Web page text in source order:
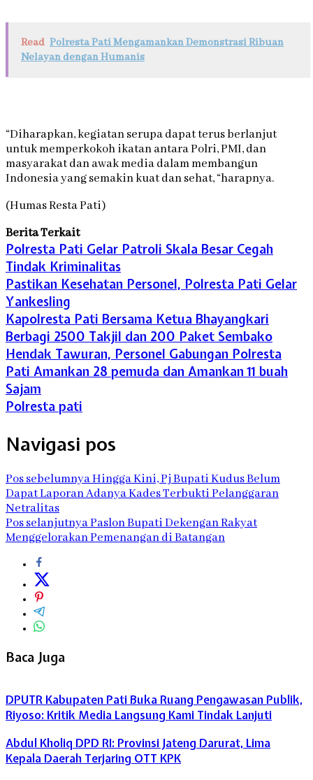
Read Polresta Pati Mengamankan Demonstrasi Ribuan
Nelayan dengan Humanis
“Diharapkan, kegiatan serupa dapat terus berlanjut
untuk memperkokoh ikatan antara Polri, PMI, dan
masyarakat dan awak media dalam membangun
Indonesia yang semakin kuat dan sehat, “harapnya.
(Humas Resta Pati)
Berita Terkait
Polresta Pati Gelar Patroli Skala Besar Cegah
Tindak Kriminalitas
Pastikan Kesehatan Personel, Polresta Pati Gelar
Yankesling
Kapolresta Pati Bersama Ketua Bhayangkari
Berbagi 2500 Takjil dan 200 Paket Sembako
Hendak Tawuran, Personel Gabungan Polresta
Pati Amankan 28 pemuda dan Amankan 11 buah
Sajam
Polresta pati
Navigasi pos
Pos sebelumnyaHingga Kini, Pj Bupati Kudus Belum
Dapat Laporan Adanya Kades Terbukti Pelanggaran
Netralitas
Pos selanjutnyaPaslon Bupati Dekengan Rakyat
Menggelorakan Pemenangan di Batangan
Baca Juga
DPUTR Kabupaten Pati Buka Ruang Pengawasan Publik,
Riyoso: Kritik Media Langsung Kami Tindak Lanjuti
Abdul Kholiq DPD RI: Provinsi Jateng Darurat, Lima
Kepala Daerah Terjaring OTT KPK